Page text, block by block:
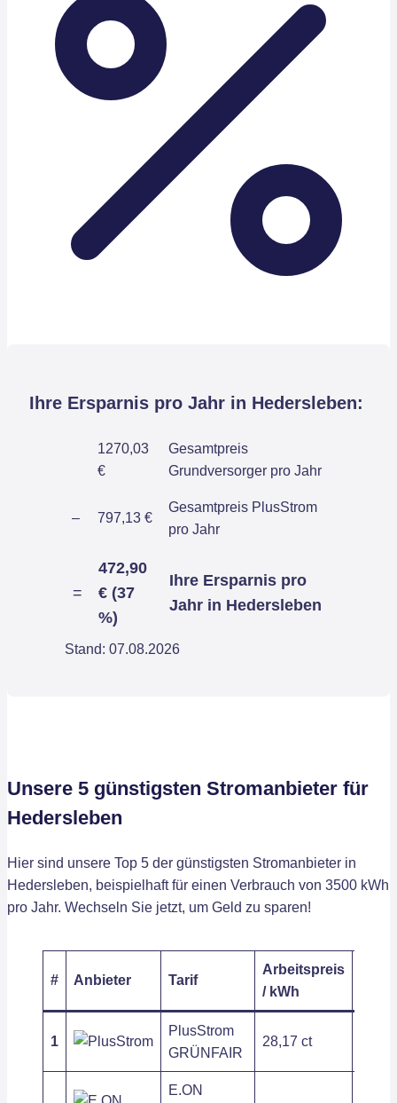
Ihre Ersparnis pro Jahr in Hedersleben:
1270,03
€
Gesamtpreis
Grundversorger pro Jahr
– 797,13 €
Gesamtpreis PlusStrom
pro Jahr
=
472,90
€ (37
%)
Ihre Ersparnis pro
Jahr in Hedersleben
Stand: 07.08.2026
Unsere 5 günstigsten Stromanbieter für
Hedersleben
Hier sind unsere Top 5 der günstigsten Stromanbieter in
Hedersleben, beispielhaft für einen Verbrauch von 3500 kWh
pro Jahr. Wechseln Sie jetzt, um Geld zu sparen!
# Anbieter Tarif
Arbeitspreis
/ kWh
1
PlusStrom
GRÜNFAIR
28,17 ct
E.ON